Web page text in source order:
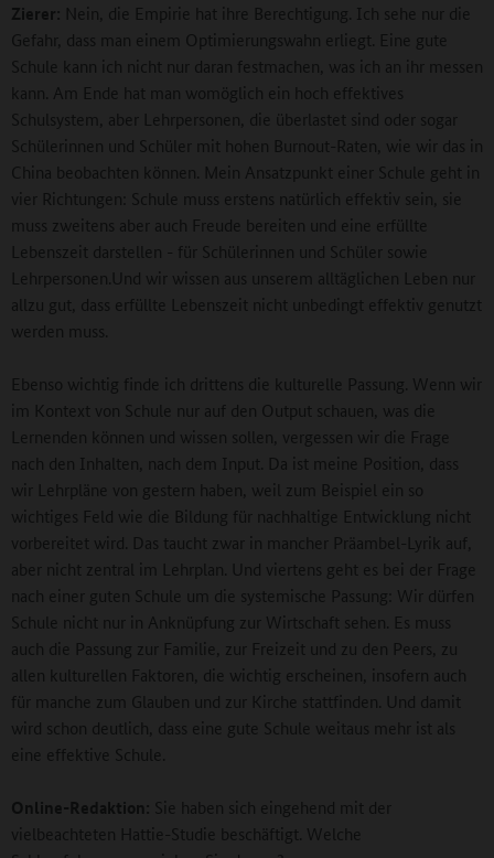
Zierer: Nein, die Empirie hat ihre Berechtigung. Ich sehe nur die
Gefahr, dass man einem Optimierungswahn erliegt. Eine gute
Schule kann ich nicht nur daran festmachen, was ich an ihr messen
kann. Am Ende hat man womöglich ein hoch effektives
Schulsystem, aber Lehrpersonen, die überlastet sind oder sogar
Schülerinnen und Schüler mit hohen Burnout-Raten, wie wir das in
China beobachten können. Mein Ansatzpunkt einer Schule geht in
vier Richtungen: Schule muss erstens natürlich effektiv sein, sie
muss zweitens aber auch Freude bereiten und eine erfüllte
Lebenszeit darstellen - für Schülerinnen und Schüler sowie
Lehrpersonen.Und wir wissen aus unserem alltäglichen Leben nur
allzu gut, dass erfüllte Lebenszeit nicht unbedingt effektiv genutzt
werden muss.
Ebenso wichtig finde ich drittens die kulturelle Passung. Wenn wir
im Kontext von Schule nur auf den Output schauen, was die
Lernenden können und wissen sollen, vergessen wir die Frage
nach den Inhalten, nach dem Input. Da ist meine Position, dass
wir Lehrpläne von gestern haben, weil zum Beispiel ein so
wichtiges Feld wie die Bildung für nachhaltige Entwicklung nicht
vorbereitet wird. Das taucht zwar in mancher Präambel-Lyrik auf,
aber nicht zentral im Lehrplan. Und viertens geht es bei der Frage
nach einer guten Schule um die systemische Passung: Wir dürfen
Schule nicht nur in Anknüpfung zur Wirtschaft sehen. Es muss
auch die Passung zur Familie, zur Freizeit und zu den Peers, zu
allen kulturellen Faktoren, die wichtig erscheinen, insofern auch
für manche zum Glauben und zur Kirche stattfinden. Und damit
wird schon deutlich, dass eine gute Schule weitaus mehr ist als
eine effektive Schule.
Online-Redaktion:
Sie haben sich eingehend mit der
vielbeachteten Hattie-Studie beschäftigt. Welche